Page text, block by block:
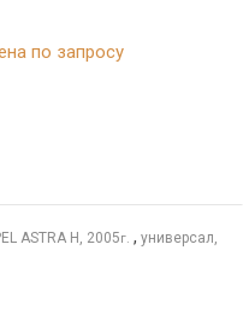
по запросу
ASTRA H, 2005г. , универсал,